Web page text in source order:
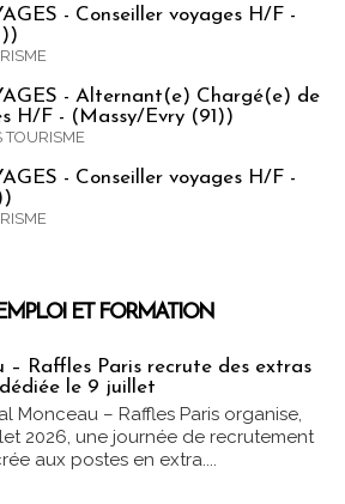
- Conseiller voyages H/F -
- Alternant(e) Chargé(e) de
H/F - (Massy/Evry (91))
TOURISME
- Conseiller voyages H/F -
ET FORMATION
– Raffles Paris recrute des extras
le 9 juillet
Monceau – Raffles Paris organise,
2026, une journée de recrutement
aux postes en extra....